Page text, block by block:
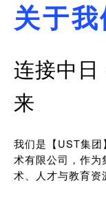
关于我
连接中日
来
我们是【UST集
术有限公司，作
术、人才与教育资